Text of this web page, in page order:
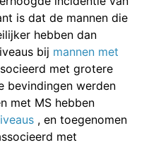
is dat de mannen die
hebben dan
bij mannen met
met grotere
bevindingen werden
met MS hebben
, en toegenomen
met